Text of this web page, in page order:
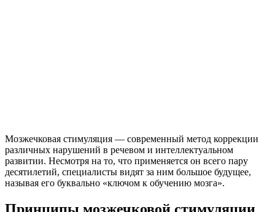
Мозжечковая стимуляция — современный метод коррекции
различных нарушений в речевом и интеллектуальном
развитии. Несмотря на то, что применяется он всего пару
десятилетий, специалисты видят за ним большое будущее,
называя его буквально «ключом к обучению мозга».
Принципы мозжечковой стимуляции